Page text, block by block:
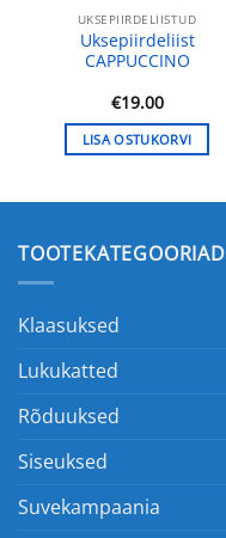
UKSEPIIRDELIISTUD
Uksepiirdeliist
CAPPUCCINO
€19.00
LISA OSTUKORVI
TOOTEKATEGOORIAD
Klaasuksed
Lukukatted
Rõduuksed
Siseuksed
Suvekampaania